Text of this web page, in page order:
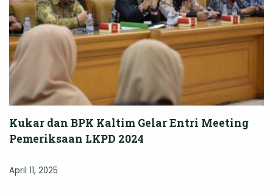
Kukar dan BPK Kaltim Gelar Entri Meeting
Pemeriksaan LKPD 2024
April 11, 2025